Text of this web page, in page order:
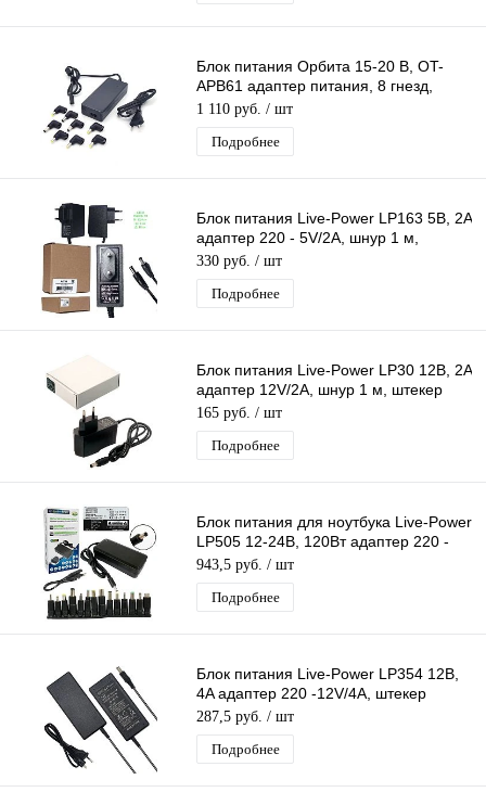
Блок питания Орбита 15-20 В, OT-
APB61 адаптер питания, 8 гнезд,
разъем 4,8-6,5
1 110 руб. / шт
Подробнее
Блок питания Live-Power LP163 5В, 2A
адаптер 220 - 5V/2A, шнур 1 м,
штекер 5.5*2,5 мм
330 руб. / шт
Подробнее
Блок питания Live-Power LP30 12В, 2A
адаптер 12V/2A, шнур 1 м, штекер
5.5*2,5 мм
165 руб. / шт
Подробнее
Блок питания для ноутбука Live-Power
LP505 12-24В, 120Вт адаптер 220 -
12V-24V/120W, + 14 насадок
943,5 руб. / шт
Подробнее
Блок питания Live-Power LP354 12В,
4A адаптер 220 -12V/4A, штекер
5.5*2,5 мм
287,5 руб. / шт
Подробнее